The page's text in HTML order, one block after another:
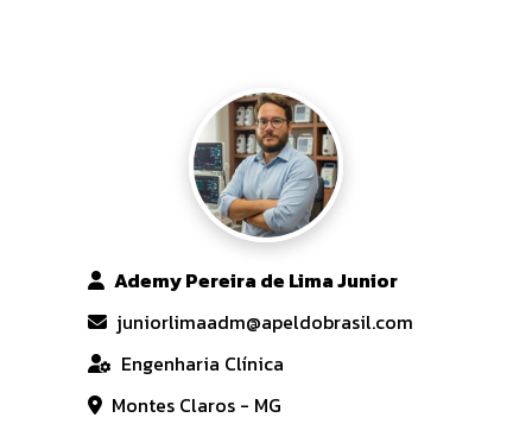
Ademy Pereira de Lima Junior
juniorlimaadm@apeldobrasil.com
Engenharia Clínica
Montes Claros - MG